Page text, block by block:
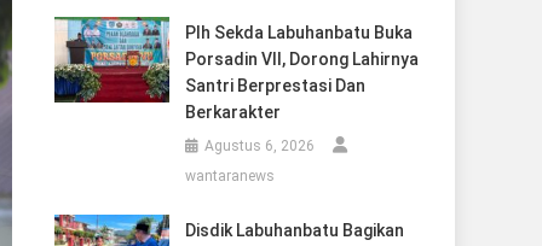
Plh Sekda Labuhanbatu Buka
Porsadin VII, Dorong Lahirnya
Santri Berprestasi Dan
Berkarakter
Agustus 6, 2026
wantaranews
Disdik Labuhanbatu Bagikan